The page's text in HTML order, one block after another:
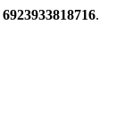
6923933818716.